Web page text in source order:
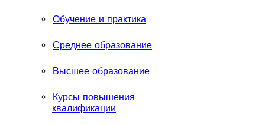
Обучение и практика
Среднее образование
Высшее образование
Курсы повышения
квалификации